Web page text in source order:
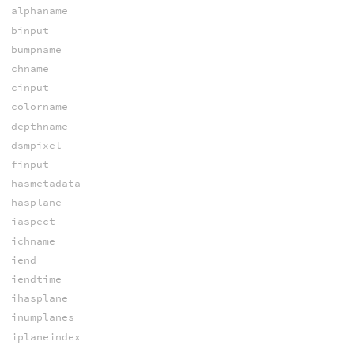
alphaname
binput
bumpname
chname
cinput
colorname
depthname
dsmpixel
finput
hasmetadata
hasplane
iaspect
ichname
iend
iendtime
ihasplane
inumplanes
iplaneindex